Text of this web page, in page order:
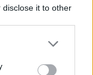
it to other
or more Google
You may click to